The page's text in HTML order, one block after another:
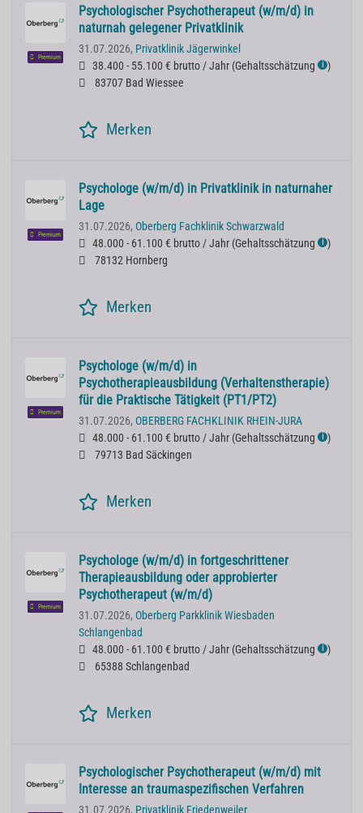
Premium
Psychologischer Psychotherapeut (w/m/d) in
naturnah gelegener Privatklinik
31.07.2026, Privatklinik Jägerwinkel
38.400 - 55.100 € brutto / Jahr (Gehaltsschätzung ℹ )
83707 Bad Wiessee
Merken
Premium
Psychologe (w/m/d) in Privatklinik in naturnaher
Lage
31.07.2026, Oberberg Fachklinik Schwarzwald
48.000 - 61.100 € brutto / Jahr (Gehaltsschätzung ℹ )
78132 Hornberg
Merken
Premium
Psychologe (w/m/d) in
Psychotherapieausbildung (Verhaltenstherapie)
für die Praktische Tätigkeit (PT1/PT2)
31.07.2026, OBERBERG FACHKLINIK RHEIN-JURA
48.000 - 61.100 € brutto / Jahr (Gehaltsschätzung ℹ )
79713 Bad Säckingen
Merken
Premium
Psychologe (w/m/d) in fortgeschrittener
Therapieausbildung oder approbierter
Psychotherapeut (w/m/d)
31.07.2026, Oberberg Parkklinik Wiesbaden
Schlangenbad
48.000 - 61.100 € brutto / Jahr (Gehaltsschätzung ℹ )
65388 Schlangenbad
Merken
Psychologischer Psychotherapeut (w/m/d) mit
Interesse an traumaspezifischen Verfahren